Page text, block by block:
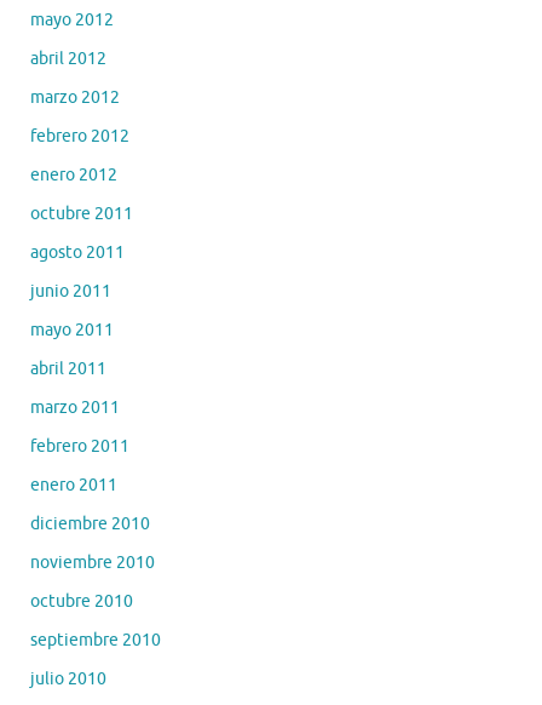
mayo 2012
abril 2012
marzo 2012
febrero 2012
enero 2012
octubre 2011
agosto 2011
junio 2011
mayo 2011
abril 2011
marzo 2011
febrero 2011
enero 2011
diciembre 2010
noviembre 2010
octubre 2010
septiembre 2010
julio 2010